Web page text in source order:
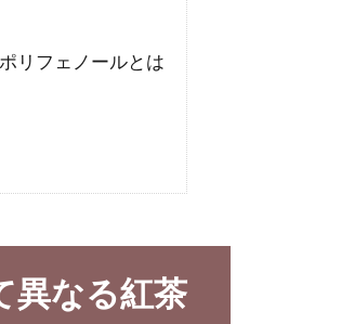
リフェノールとは
異なる紅茶